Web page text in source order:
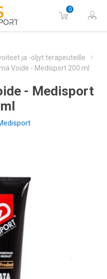
0
ja -öljyt terapeuteille
Voide - Medisport 200 ml
- Medisport